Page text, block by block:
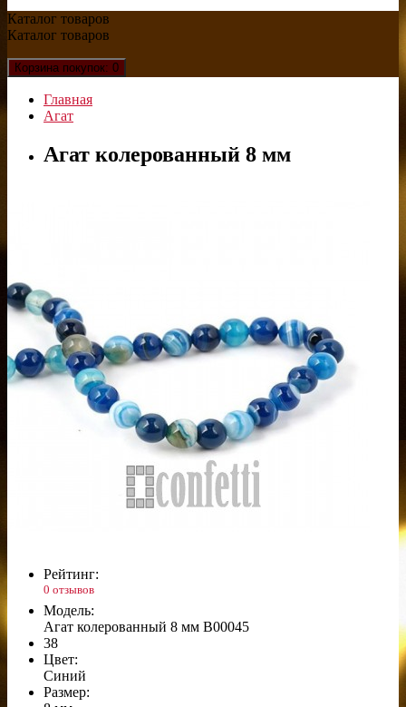
Каталог товаров
Каталог товаров
Корзина покупок: 0
Главная
Агат
Агат колерованный 8 мм
Рейтинг:
0 отзывов
Модель:
Агат колерованный 8 мм B00045
38
Цвет:
Синий
Размер: